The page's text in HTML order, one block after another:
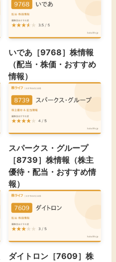
いであ［9768］株情報
（配当・株価・おすすめ
情報）
スパークス・グループ
［8739］株情報（株主
優待・配当・おすすめ情
報）
ダイトロン［7609］株